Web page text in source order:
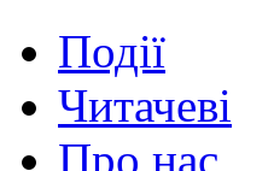
Події
Читачеві
Про нас